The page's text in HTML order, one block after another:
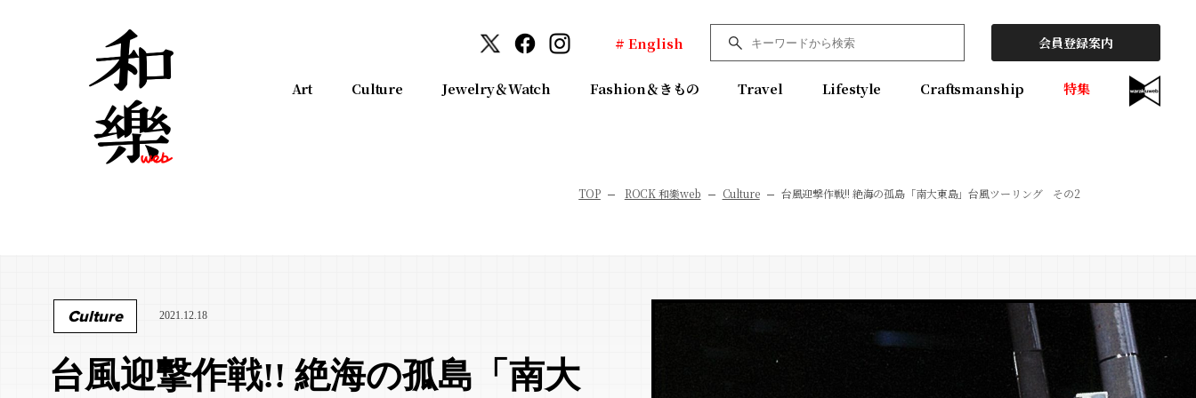
# English 会員登録案内
Art Culture Jewelry＆Watch Fashion＆きもの Travel Lifestyle Craftsmanship 特集
TOP ROCK 和樂web Culture 台風迎撃作戦!! 絶海の孤島「南大東島」台風ツーリング その2
Culture 2021.12.18
台風迎撃作戦!! 絶海の孤島「南大